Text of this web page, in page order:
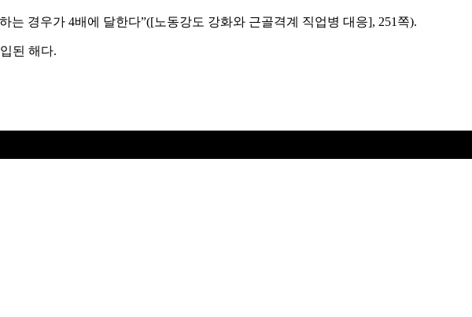
경우가 4배에 달한다”([노동강도 강화와 근골격계 직업병 대응], 251쪽).
된 해다.